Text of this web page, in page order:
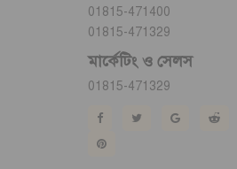
01815-471400
01815-471329
মার্কেটিং ও সেলস
01815-471329